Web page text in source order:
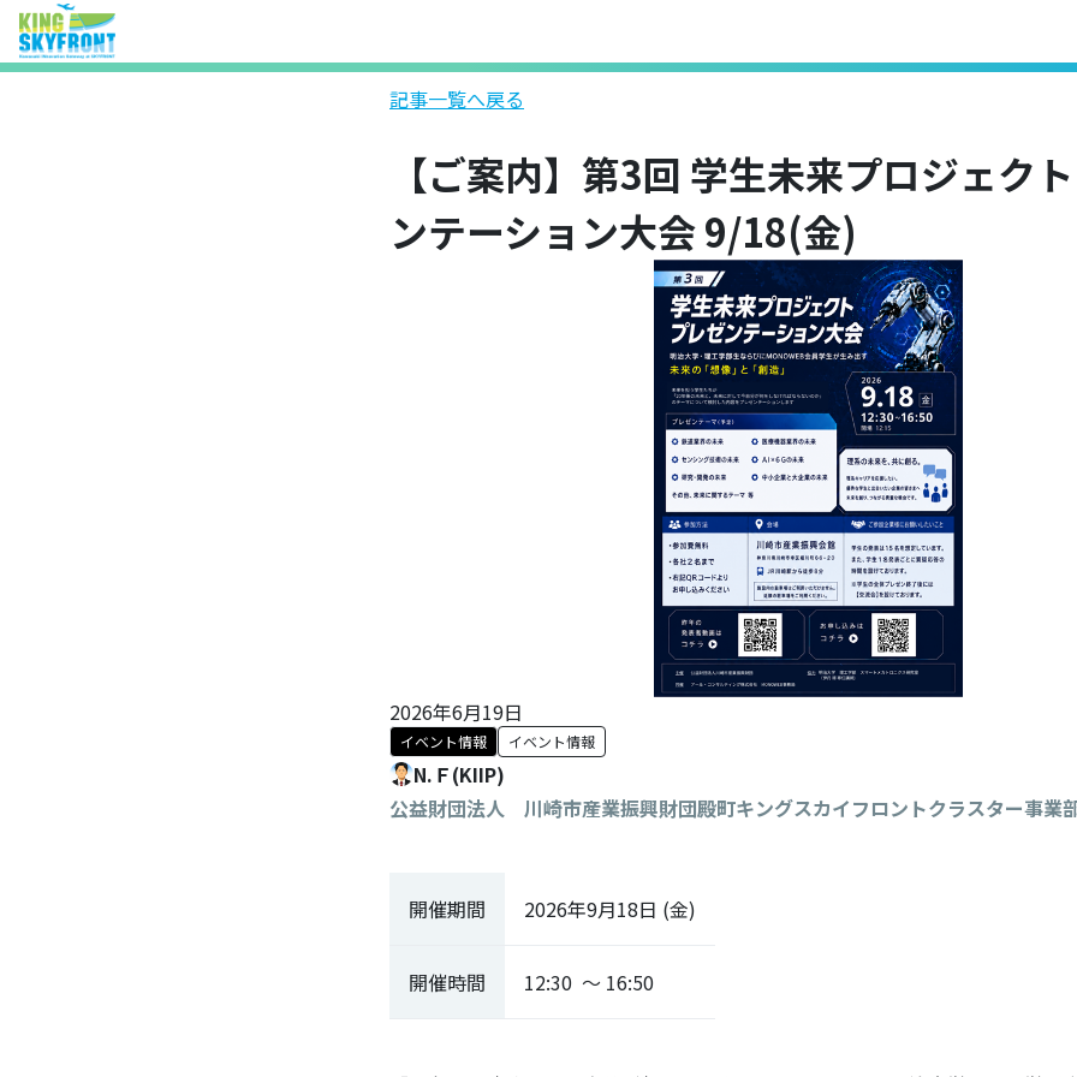
記事一覧へ戻る
【ご案内】第3回 学生未来プロジェク
ンテーション大会 9/18(金)
2026年6月19日
イベント情報 イベント情報
N.Ｆ(KIIP)
公益財団法人 川崎市産業振興財団殿町キングスカイフロントクラスター事業
開催期間 2026年9月18日 (金)
開催時間 12:30 ～ 16:50